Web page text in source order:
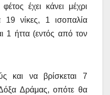
έχει κάνει μέχρι
19 νίκες, 1 ισοπαλία
1 ήττα (εντός από τον
και να βρίσκεται 7
Δράμας, οπότε θα